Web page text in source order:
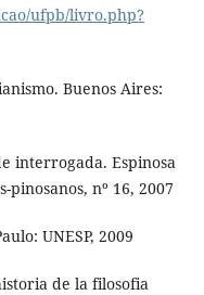
ufpb/livro.php?
Buenos Aires:
interrogada. Espinosa
pinosanos, nº 16, 2007
UNESP, 2009
de la filosofia